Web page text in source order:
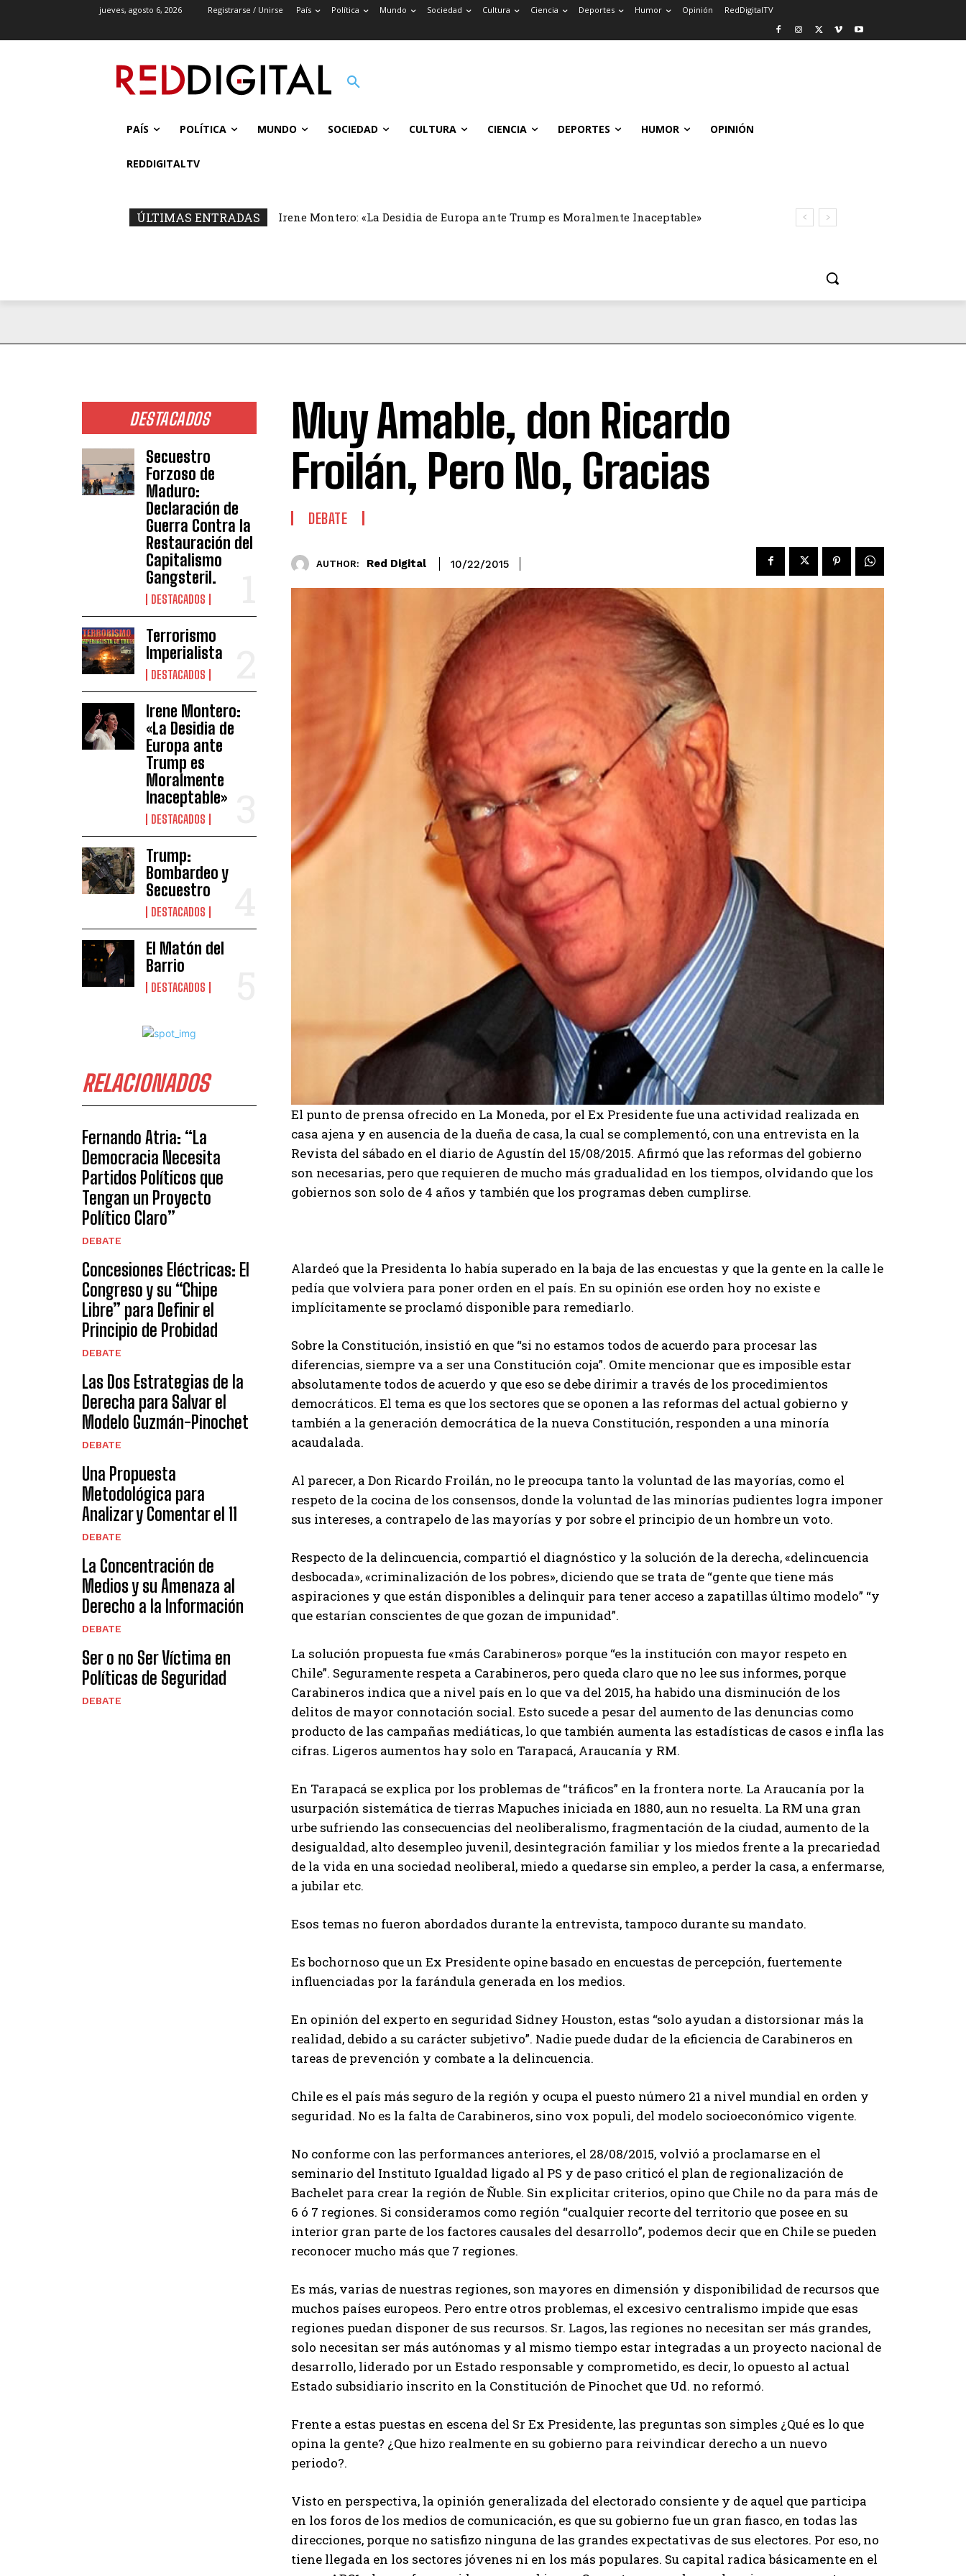
jueves, agosto 6, 2026 Registrarse / Unirse País Política Mundo Sociedad Cultura Ciencia Deportes Humor Opinión RedDigitalTV
PAÍS POLÍTICA MUNDO SOCIEDAD CULTURA CIENCIA DEPORTES HUMOR OPINIÓN
REDDIGITALTV
ÚLTIMAS ENTRADAS Irene Montero: «La Desidia de Europa ante Trump es Moralmente Inaceptable»
DESTACADOS
Secuestro
Forzoso de
Maduro:
Declaración de
Guerra Contra la
Restauración del
Capitalismo
Gangsteril.
DESTACADOS
Terrorismo
Imperialista
DESTACADOS
Irene Montero:
«La Desidia de
Europa ante
Trump es
Moralmente
Inaceptable»
DESTACADOS
Trump:
Bombardeo y
Secuestro
DESTACADOS
El Matón del
Barrio
DESTACADOS
RELACIONADOS
Fernando Atria: “La
Democracia Necesita
Partidos Políticos que
Tengan un Proyecto
Político Claro”
DEBATE
Concesiones Eléctricas: El
Congreso y su “Chipe
Libre” para Definir el
Principio de Probidad
DEBATE
Las Dos Estrategias de la
Derecha para Salvar el
Modelo Guzmán-Pinochet
DEBATE
Una Propuesta
Metodológica para
Analizar y Comentar el 11
DEBATE
La Concentración de
Medios y su Amenaza al
Derecho a la Información
DEBATE
Ser o no Ser Víctima en
Políticas de Seguridad
DEBATE
Muy Amable, don Ricardo
Froilán, Pero No, Gracias
DEBATE
AUTHOR: Red Digital 10/22/2015
El punto de prensa ofrecido en La Moneda, por el Ex Presidente fue una actividad realizada en
casa ajena y en ausencia de la dueña de casa, la cual se complementó, con una entrevista en la
Revista del sábado en el diario de Agustín del 15/08/2015. Afirmó que las reformas del gobierno
son necesarias, pero que requieren de mucho más gradualidad en los tiempos, olvidando que los
gobiernos son solo de 4 años y también que los programas deben cumplirse.
Alardeó que la Presidenta lo había superado en la baja de las encuestas y que la gente en la calle le
pedía que volviera para poner orden en el país. En su opinión ese orden hoy no existe e
implícitamente se proclamó disponible para remediarlo.
Sobre la Constitución, insistió en que “si no estamos todos de acuerdo para procesar las
diferencias, siempre va a ser una Constitución coja”. Omite mencionar que es imposible estar
absolutamente todos de acuerdo y que eso se debe dirimir a través de los procedimientos
democráticos. El tema es que los sectores que se oponen a las reformas del actual gobierno y
también a la generación democrática de la nueva Constitución, responden a una minoría
acaudalada.
Al parecer, a Don Ricardo Froilán, no le preocupa tanto la voluntad de las mayorías, como el
respeto de la cocina de los consensos, donde la voluntad de las minorías pudientes logra imponer
sus intereses, a contrapelo de las mayorías y por sobre el principio de un hombre un voto.
Respecto de la delincuencia, compartió el diagnóstico y la solución de la derecha, «delincuencia
desbocada», «criminalización de los pobres», diciendo que se trata de “gente que tiene más
aspiraciones y que están disponibles a delinquir para tener acceso a zapatillas último modelo” “y
que estarían conscientes de que gozan de impunidad”.
La solución propuesta fue «más Carabineros» porque “es la institución con mayor respeto en
Chile”. Seguramente respeta a Carabineros, pero queda claro que no lee sus informes, porque
Carabineros indica que a nivel país en lo que va del 2015, ha habido una disminución de los
delitos de mayor connotación social. Esto sucede a pesar del aumento de las denuncias como
producto de las campañas mediáticas, lo que también aumenta las estadísticas de casos e infla las
cifras. Ligeros aumentos hay solo en Tarapacá, Araucanía y RM.
En Tarapacá se explica por los problemas de “tráficos” en la frontera norte. La Araucanía por la
usurpación sistemática de tierras Mapuches iniciada en 1880, aun no resuelta. La RM una gran
urbe sufriendo las consecuencias del neoliberalismo, fragmentación de la ciudad, aumento de la
desigualdad, alto desempleo juvenil, desintegración familiar y los miedos frente a la precariedad
de la vida en una sociedad neoliberal, miedo a quedarse sin empleo, a perder la casa, a enfermarse,
a jubilar etc.
Esos temas no fueron abordados durante la entrevista, tampoco durante su mandato.
Es bochornoso que un Ex Presidente opine basado en encuestas de percepción, fuertemente
influenciadas por la farándula generada en los medios.
En opinión del experto en seguridad Sidney Houston, estas “solo ayudan a distorsionar más la
realidad, debido a su carácter subjetivo”. Nadie puede dudar de la eficiencia de Carabineros en
tareas de prevención y combate a la delincuencia.
Chile es el país más seguro de la región y ocupa el puesto número 21 a nivel mundial en orden y
seguridad. No es la falta de Carabineros, sino vox populi, del modelo socioeconómico vigente.
No conforme con las performances anteriores, el 28/08/2015, volvió a proclamarse en el
seminario del Instituto Igualdad ligado al PS y de paso criticó el plan de regionalización de
Bachelet para crear la región de Ñuble. Sin explicitar criterios, opino que Chile no da para más de
6 ó 7 regiones. Si consideramos como región “cualquier recorte del territorio que posee en su
interior gran parte de los factores causales del desarrollo”, podemos decir que en Chile se pueden
reconocer mucho más que 7 regiones.
Es más, varias de nuestras regiones, son mayores en dimensión y disponibilidad de recursos que
muchos países europeos. Pero entre otros problemas, el excesivo centralismo impide que esas
regiones puedan disponer de sus recursos. Sr. Lagos, las regiones no necesitan ser más grandes,
solo necesitan ser más autónomas y al mismo tiempo estar integradas a un proyecto nacional de
desarrollo, liderado por un Estado responsable y comprometido, es decir, lo opuesto al actual
Estado subsidiario inscrito en la Constitución de Pinochet que Ud. no reformó.
Frente a estas puestas en escena del Sr Ex Presidente, las preguntas son simples ¿Qué es lo que
opina la gente? ¿Que hizo realmente en su gobierno para reivindicar derecho a un nuevo
periodo?.
Visto en perspectiva, la opinión generalizada del electorado consiente y de aquel que participa
en los foros de los medios de comunicación, es que su gobierno fue un gran fiasco, en todas las
direcciones, porque no satisfizo ninguna de las grandes expectativas de sus electores. Por eso, no
tiene llegada en los sectores jóvenes ni en los más populares. Su capital radica básicamente en el